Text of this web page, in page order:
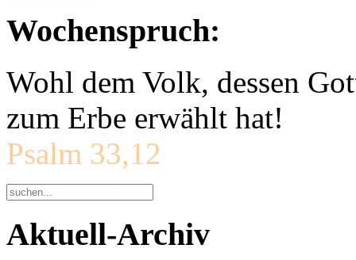
Wochenspruch:
Wohl dem Volk, dessen
zum Erbe erwählt hat!
Psalm 33,12
Aktuell-Archiv